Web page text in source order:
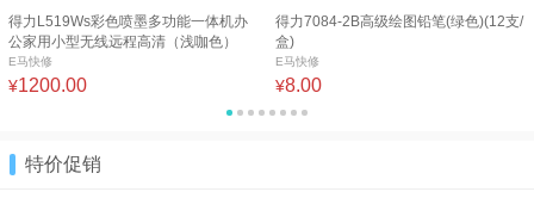
得力L519Ws彩色喷墨多功能一体机办
公家用小型无线远程高清（浅咖色）
E马快修
¥1200.00
得力7084-2B高级绘图铅笔(绿色)(12支/
盒)
E马快修
¥8.00
特价促销